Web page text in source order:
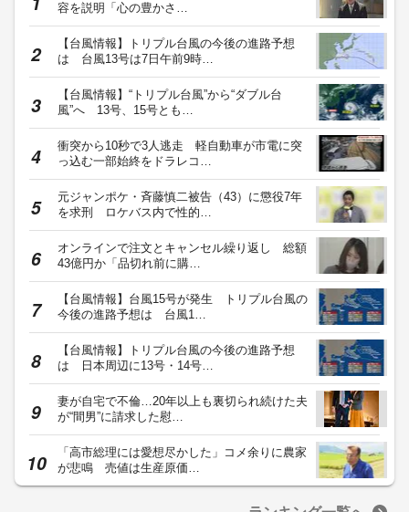
容を説明「心の豊かさ…
【台風情報】トリプル台風の今後の進路予想
は 台風13号は7日午前9時…
【台風情報】“トリプル台風”から“ダブル台
風”へ 13号、15号とも…
衝突から10秒で3人逃走 軽自動車が市電に突
っ込む一部始終をドラレコ…
元ジャンポケ・斉藤慎二被告（43）に懲役7年
を求刑 ロケバス内で性的…
オンラインで注文とキャンセル繰り返し 総額
43億円か「品切れ前に購…
【台風情報】台風15号が発生 トリプル台風の
今後の進路予想は 台風1…
【台風情報】トリプル台風の今後の進路予想
は 日本周辺に13号・14号…
妻が自宅で不倫…20年以上も裏切られ続けた夫
が“間男”に請求した慰…
「高市総理には愛想尽かした」コメ余りに農家
が悲鳴 売値は生産原価…